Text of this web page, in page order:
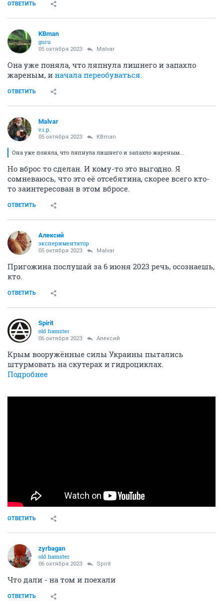
ОТВЕТИТЬ
KBman
guru
05 октября 2023 Malvar
Она уже поняла, что ляпнула лишнего и запахло
жареным, и начала переобуваться.
ОТВЕТИТЬ
Malvar
v.i.p.
05 октября 2023 KBman
Она уже поняла, что ляпнула лишнего и запахло жареным...
Но вброс то сделан. И кому-то это выгодно. Я
сомневаюсь, что это её отсебятина, скорее всего кто-
то заинтересован в этом вбросе.
ОТВЕТИТЬ
Алексий
экспериментатор
05 октября 2023 Malvar
Пригожина послушай за 6 июня 2023 речь, осознаешь,
кто.
ОТВЕТИТЬ
Spirit
old hamster
06 октября 2023 Алексий
Крым вооружённые силы Украины пытались
штурмовать на скутерах и гидроциклах.
Подробнее
ОТВЕТИТЬ
zyrbagan
old hamster
06 октября 2023 Spirit
Что дали - на том и поехали
ОТВЕТИТЬ